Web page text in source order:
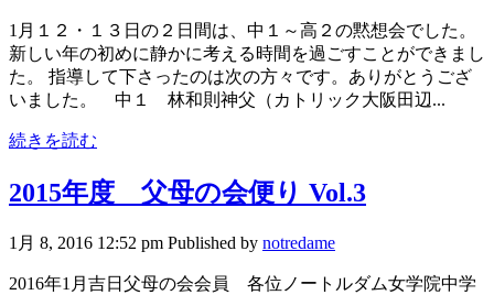
1月１２・１３日の２日間は、中１～高２の黙想会でした。
新しい年の初めに静かに考える時間を過ごすことができまし
た。 指導して下さったのは次の方々です。ありがとうござ
いました。 中１ 林和則神父（カトリック大阪田辺...
続きを読む
2015年度 父母の会便り Vol.3
1月 8, 2016 12:52 pm Published by notredame
2016年1月吉日父母の会会員 各位ノートルダム女学院中学